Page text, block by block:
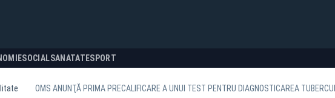
SOCIALSANATATESPORT
OMS ANUNŢĂ PRIMA PRECALIFICARE A UNUI TEST PENTRU DIAGNOSTICAREA